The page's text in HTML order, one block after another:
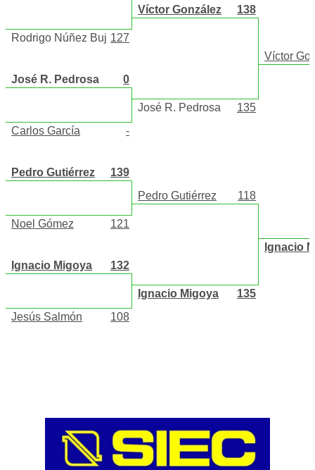
Rodrigo Núñez Buj 127
José R. Pedrosa 0
Carlos García -
Pedro Gutiérrez 139
Noel Gómez 121
Ignacio Migoya 132
Jesús Salmón 108
Víctor González 138
José R. Pedrosa 135
Pedro Gutiérrez 118
Ignacio Migoya 135
Víctor
Ignacio